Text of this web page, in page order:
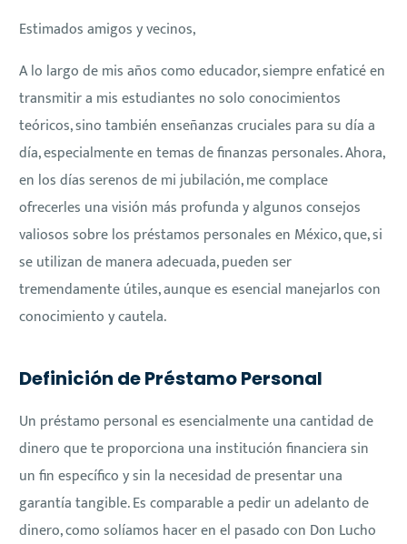
Estimados amigos y vecinos,
A lo largo de mis años como educador, siempre enfaticé en
transmitir a mis estudiantes no solo conocimientos
teóricos, sino también enseñanzas cruciales para su día a
día, especialmente en temas de finanzas personales. Ahora,
en los días serenos de mi jubilación, me complace
ofrecerles una visión más profunda y algunos consejos
valiosos sobre los préstamos personales en México, que, si
se utilizan de manera adecuada, pueden ser
tremendamente útiles, aunque es esencial manejarlos con
conocimiento y cautela.
Definición de Préstamo Personal
Un préstamo personal es esencialmente una cantidad de
dinero que te proporciona una institución financiera sin
un fin específico y sin la necesidad de presentar una
garantía tangible. Es comparable a pedir un adelanto de
dinero, como solíamos hacer en el pasado con Don Lucho